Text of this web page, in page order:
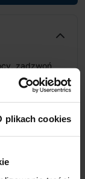
plikach cookies
zadzwoń